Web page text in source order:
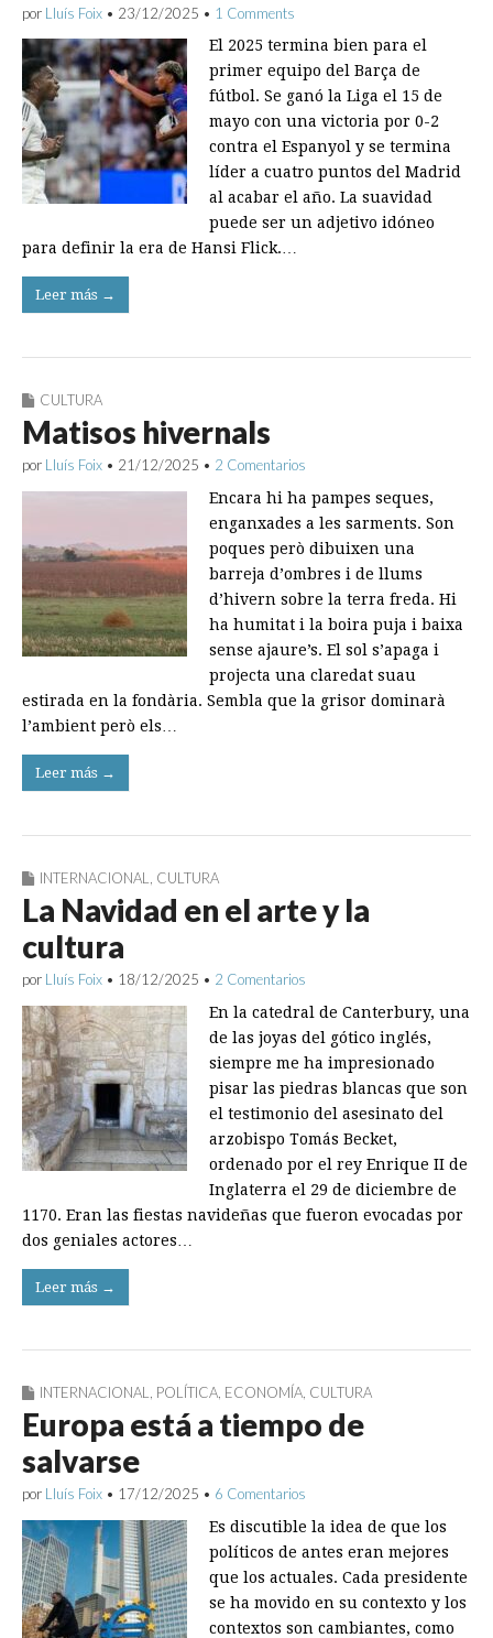
por Lluís Foix • 23/12/2025 • 1 Comments
El 2025 termina bien para el
primer equipo del Barça de
fútbol. Se ganó la Liga el 15 de
mayo con una victoria por 0-2
contra el Espanyol y se termina
líder a cuatro puntos del Madrid
al acabar el año. La suavidad
puede ser un adjetivo idóneo
para definir la era de Hansi Flick.…
Leer más →
CULTURA
Matisos hivernals
por Lluís Foix • 21/12/2025 • 2 Comentarios
Encara hi ha pampes seques,
enganxades a les sarments. Son
poques però dibuixen una
barreja d’ombres i de llums
d’hivern sobre la terra freda. Hi
ha humitat i la boira puja i baixa
sense ajaure’s. El sol s’apaga i
projecta una claredat suau
estirada en la fondària. Sembla que la grisor dominarà
l’ambient però els…
Leer más →
INTERNACIONAL CULTURA
La Navidad en el arte y la
cultura
por Lluís Foix • 18/12/2025 • 2 Comentarios
En la catedral de Canterbury, una
de las joyas del gótico inglés,
siempre me ha impresionado
pisar las piedras blancas que son
el testimonio del asesinato del
arzobispo Tomás Becket,
ordenado por el rey Enrique II de
Inglaterra el 29 de diciembre de
1170. Eran las fiestas navideñas que fueron evocadas por
dos geniales actores…
Leer más →
INTERNACIONAL POLÍTICA ECONOMÍA CULTURA
Europa está a tiempo de
salvarse
por Lluís Foix • 17/12/2025 • 6 Comentarios
Es discutible la idea de que los
políticos de antes eran mejores
que los actuales. Cada presidente
se ha movido en su contexto y los
contextos son cambiantes, como